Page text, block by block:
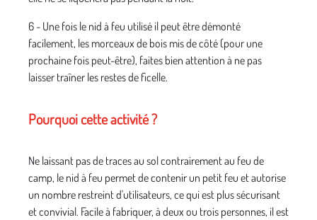
6 - Une fois le nid à feu utilisé il peut être démonté
facilement, les morceaux de bois mis de côté (pour une
prochaine fois peut-être), faites bien attention à ne pas
laisser traîner les restes de ficelle.
Pourquoi cette activité ?
Ne laissant pas de traces au sol contrairement au feu de
camp, le nid à feu permet de contenir un petit feu et autorise
un nombre restreint d'utilisateurs, ce qui est plus sécurisant
et convivial. Facile à fabriquer, à deux ou trois personnes, il est